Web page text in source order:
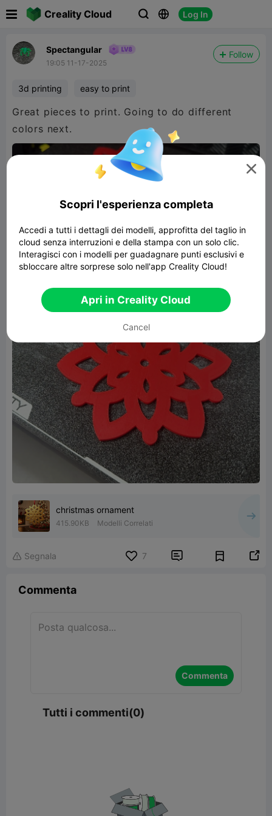
Creality Cloud   Log In
Spectangular
19:05 11-17-2025
Follow
3d printing easy to print
Great pieces to print. Going to do different
colors next.
christmas ornament
415.90KB Modelli Correlati
 Segnala 7  
Commenta
Commenta
Tutti i commenti(0)

Scopri l'esperienza completa
Accedi a tutti i dettagli dei modelli, approfitta del taglio in
cloud senza interruzioni e della stampa con un solo clic.
Interagisci con i modelli per guadagnare punti esclusivi e
sbloccare altre sorprese solo nell'app Creality Cloud!
Apri in Creality Cloud
Cancel